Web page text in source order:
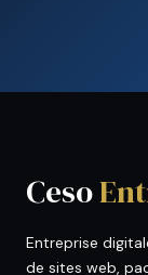
Ceso
Entreprise
de sites web,